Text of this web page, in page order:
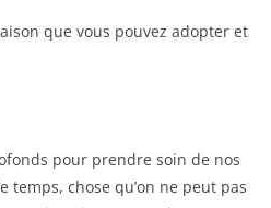
que vous pouvez adopter et
pour prendre soin de nos
temps, chose qu’on ne peut pas